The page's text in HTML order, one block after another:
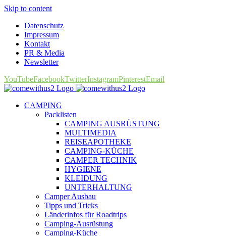
Skip to content
Datenschutz
Impressum
Kontakt
PR & Media
Newsletter
YouTubeFacebookTwitterInstagramPinterestEmail
CAMPING
Packlisten
CAMPING AUSRÜSTUNG
MULTIMEDIA
REISEAPOTHEKE
CAMPING-KÜCHE
CAMPER TECHNIK
HYGIENE
KLEIDUNG
UNTERHALTUNG
Camper Ausbau
Tipps und Tricks
Länderinfos für Roadtrips
Camping-Ausrüstung
Camping-Küche